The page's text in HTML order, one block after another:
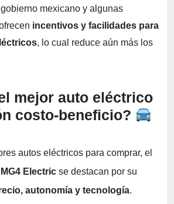
mexicano y algunas
incentivos y facilidades para
, lo cual reduce aún más los
mejor auto eléctrico
costo-beneficio?
autos eléctricos para comprar, el
MG4 Electric se destacan por su
autonomía y tecnología.